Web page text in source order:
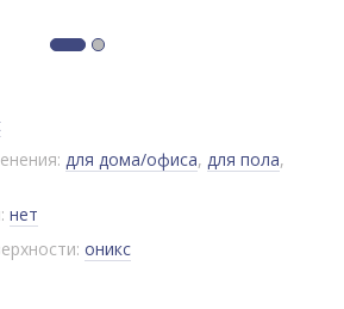
для дома/офиса, для пола,
нет
оникс